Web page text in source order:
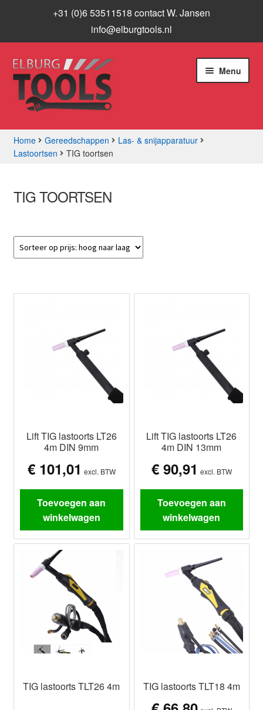
+31 (0)6 53511518 contact W. Jansen
info@elburgtools.nl
Ga
door
naar
navigatie
Ga
naar
inhoud
Menu
Assortiment
Aanbiedingen
Contact
Home Gereedschappen
Las- & snijapparatuur
Lastoortsen
TIG toortsen
TIG TOORTSEN
Lift TIG lastoorts LT26
4m DIN 9mm
€101,01 excl. BTW
Toevoegen aan
winkelwagen
Lift TIG lastoorts LT26
4m DIN 13mm
€90,91 excl. BTW
Toevoegen aan
winkelwagen
TIG lastoorts TLT26 4m TIG lastoorts TLT18 4m